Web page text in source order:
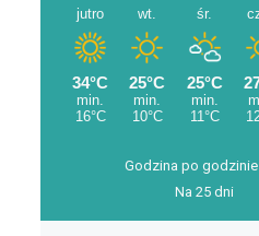
Godzina po godzinie
Na 25 dni